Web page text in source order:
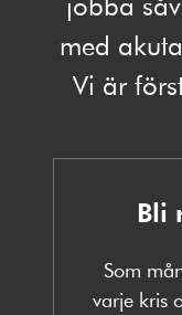
med
Vi är
Bli
Som
varje kris